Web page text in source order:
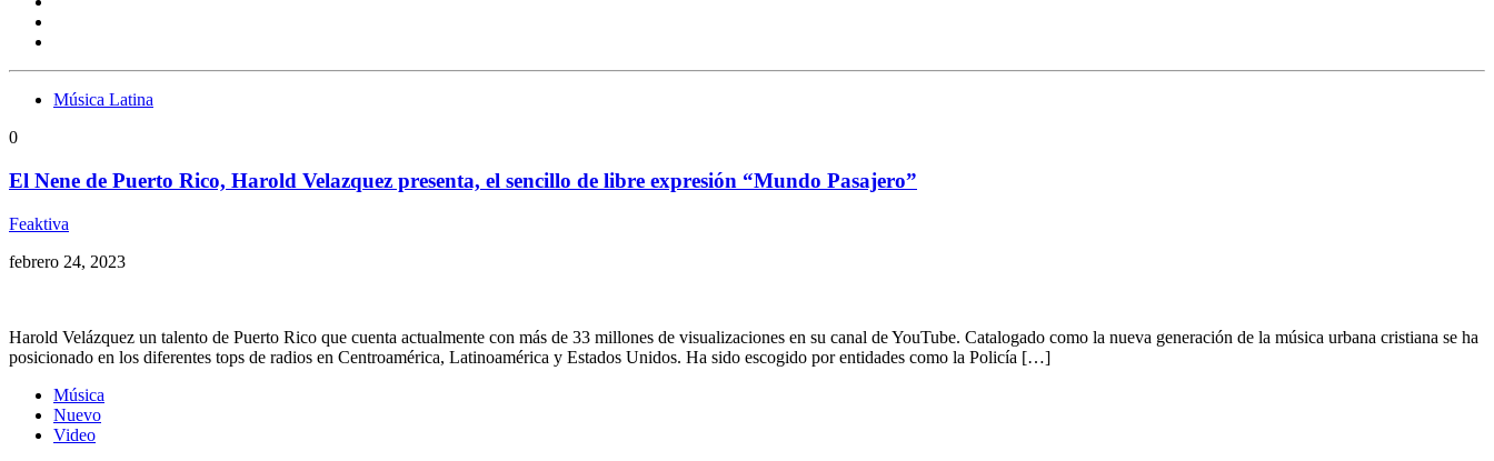
Música Latina
0
El Nene de Puerto Rico, Harold Velazquez presenta, el sencillo de libre expresión “Mundo Pasajero”
Feaktiva
febrero 24, 2023
Harold Velázquez un talento de Puerto Rico que cuenta actualmente con más de 33 millones de visualizaciones en su canal de YouTube. Catalogado como la nueva generación de la música urbana cristiana se ha
posicionado en los diferentes tops de radios en Centroamérica, Latinoamérica y Estados Unidos. Ha sido escogido por entidades como la Policía […]
Música
Nuevo
Video